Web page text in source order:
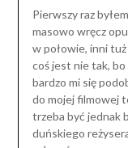
Pierwszy raz
masowo wręcz
w połowie, inni
coś jest nie tak, bo
bardzo mi się
do mojej filmowej
trzeba być jednak
duńskiego